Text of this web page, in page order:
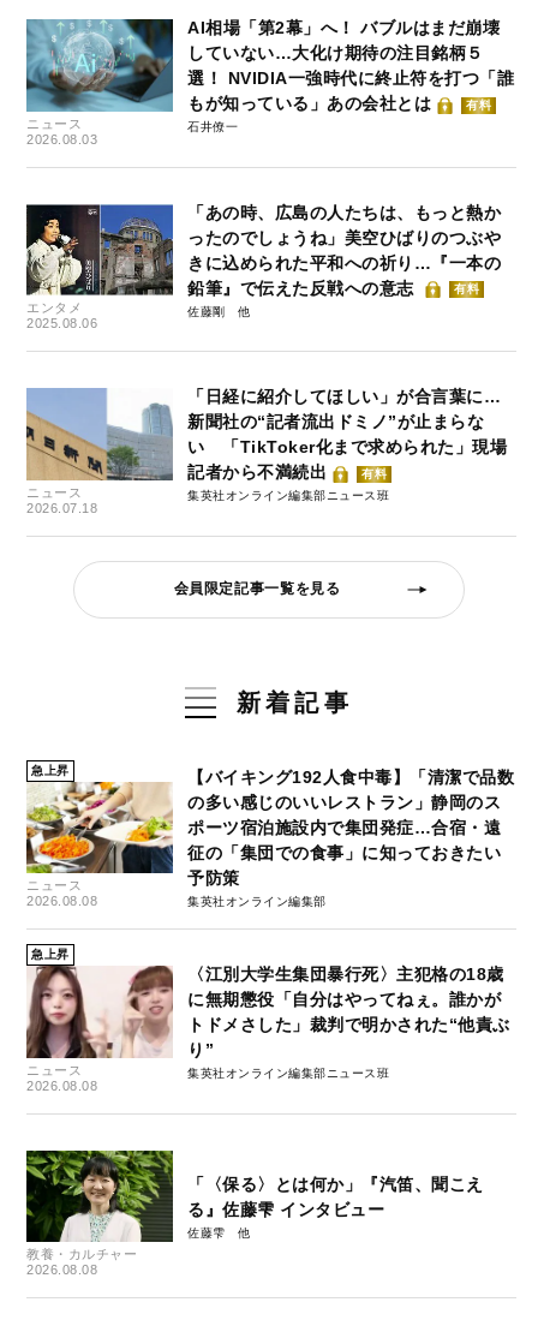
ニュース
2026.08.03
AI相場「第2幕」へ！ バブルはまだ崩壊
していない…大化け期待の注目銘柄５
選！ NVIDIA一強時代に終止符を打つ「誰
もが知っている」あの会社とは
有料
石井僚一
エンタメ
2025.08.06
「あの時、広島の人たちは、もっと熱か
ったのでしょうね」美空ひばりのつぶや
きに込められた平和への祈り…『一本の
鉛筆』で伝えた反戦への意志
有料
佐藤剛
ニュース
2026.07.18
「日経に紹介してほしい」が合言葉に…
新聞社の“記者流出ドミノ”が止まらな
い 「TikToker化まで求められた」現場
記者から不満続出
有料
集英社オンライン編集部ニュース班
会員限定記事一覧を見る
新着記事
急上昇
ニュース
2026.08.08
【バイキング192人食中毒】「清潔で品数
の多い感じのいいレストラン」静岡のス
ポーツ宿泊施設内で集団発症…合宿・遠
征の「集団での食事」に知っておきたい
予防策
集英社オンライン編集部
急上昇
ニュース
2026.08.08
〈江別大学生集団暴行死〉主犯格の18歳
に無期懲役「自分はやってねぇ。誰かが
トドメさした」裁判で明かされた“他責ぶ
り”
集英社オンライン編集部ニュース班
教養・カルチャー
2026.08.08
「〈保る〉とは何か」『汽笛、聞こえ
る』佐藤雫 インタビュー
佐藤雫